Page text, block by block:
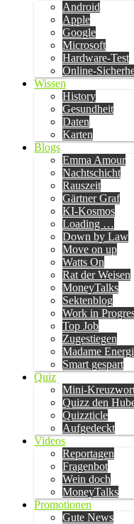
Android
Apple
Google
Microsoft
Hardware-Test
Online-
Wissen
History
Gesundheit
Daten
Karten
Blogs
Emma Amour
Nachtschicht
Rauszeit
Gärtner Graf
KI-Kosmos
Loading …
Down by Law
Move on up
Watts On
Rat der Weisen
MoneyTalks
Sektenblog
Work in
Top Job
Zugestiegen
Madame
Smart gespart
Quiz
Mini-
Quizz den
Quizzticle
Aufgedeckt
Videos
Reportagen
Fragenbot
Wein doch
MoneyTalks
Promotionen
Gute News